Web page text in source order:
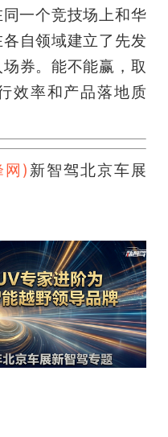
一个竞技场上和华
自领域建立了先发
券。能不能赢，取
效率和产品落地质
网) 新智驾北京车展